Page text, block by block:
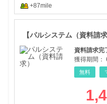
+87mile
【​​パルシステム（資料請求
資料請求完
獲得期間：
無料